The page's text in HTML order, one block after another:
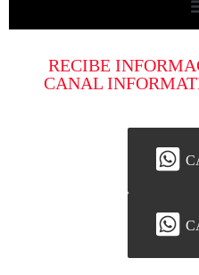
RECIBE
CANAL